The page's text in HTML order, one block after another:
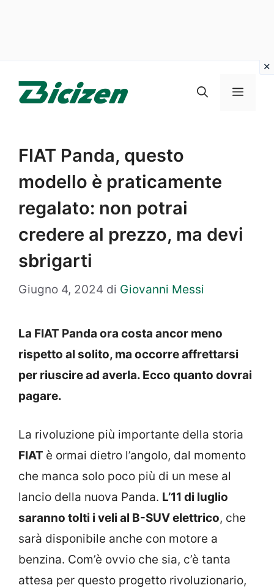
Menu
FIAT Panda, questo
modello è praticamente
regalato: non potrai
credere al prezzo, ma devi
sbrigarti
Giugno 4, 2024 di Giovanni Messi
La FIAT Panda ora costa ancor meno
rispetto al solito, ma occorre affrettarsi
per riuscire ad averla. Ecco quanto dovrai
pagare.
La rivoluzione più importante della storia
FIAT è ormai dietro l’angolo, dal momento
che manca solo poco più di un mese al
lancio della nuova Panda. L’11 di luglio
saranno tolti i veli al B-SUV elettrico, che
sarà disponibile anche con motore a
benzina. Com’è ovvio che sia, c’è tanta
attesa per questo progetto rivoluzionario,